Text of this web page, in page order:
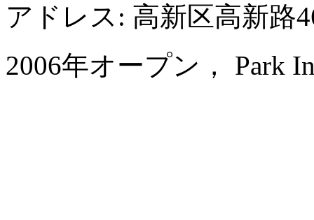
アドレス: 高新区高新路
2006年オープン， Park